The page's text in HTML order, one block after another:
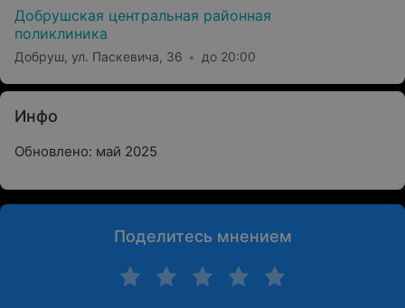
Добрушская центральная районная
поликлиника
Добруш, ул. Паскевича, 36 до 20:00
Инфо
Обновлено: май 2025
Поделитесь мнением